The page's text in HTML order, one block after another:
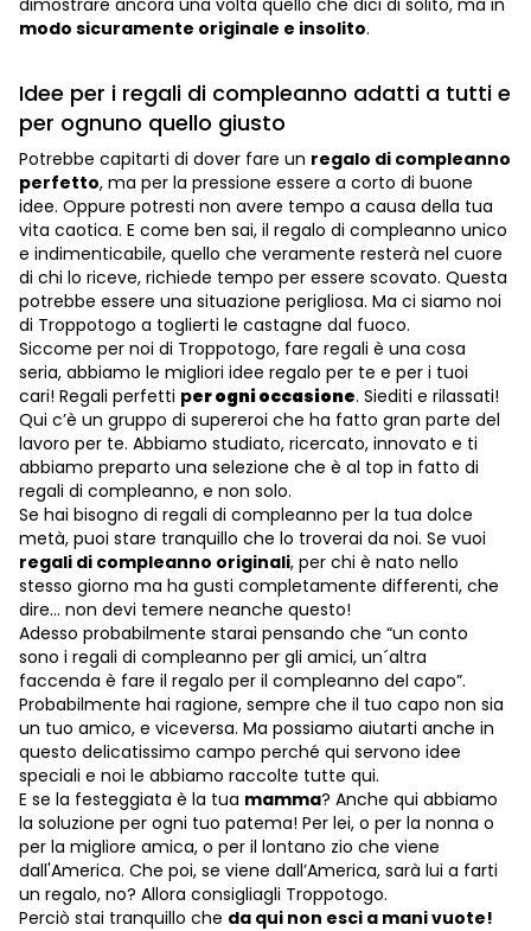
modo sicuramente originale e insolito.
Idee per i regali di compleanno adatti a tutti e
per ognuno quello giusto
Potrebbe capitarti di dover fare un regalo di compleanno
perfetto, ma per la pressione essere a corto di buone
idee. Oppure potresti non avere tempo a causa della tua
vita caotica. E come ben sai, il regalo di compleanno unico
e indimenticabile, quello che veramente resterà nel cuore
di chi lo riceve, richiede tempo per essere scovato. Questa
potrebbe essere una situazione perigliosa. Ma ci siamo noi
di Troppotogo a toglierti le castagne dal fuoco.
Siccome per noi di Troppotogo, fare regali è una cosa
seria, abbiamo le migliori idee regalo per te e per i tuoi
cari! Regali perfetti per ogni occasione. Siediti e rilassati!
Qui c’è un gruppo di supereroi che ha fatto gran parte del
lavoro per te. Abbiamo studiato, ricercato, innovato e ti
abbiamo preparto una selezione che è al top in fatto di
regali di compleanno, e non solo.
Se hai bisogno di regali di compleanno per la tua dolce
metà, puoi stare tranquillo che lo troverai da noi. Se vuoi
regali di compleanno originali, per chi è nato nello
stesso giorno ma ha gusti completamente differenti, che
dire… non devi temere neanche questo!
Adesso probabilmente starai pensando che “un conto
sono i regali di compleanno per gli amici, un´altra
faccenda è fare il regalo per il compleanno del capo”.
Probabilmente hai ragione, sempre che il tuo capo non sia
un tuo amico, e viceversa. Ma possiamo aiutarti anche in
questo delicatissimo campo perché qui servono idee
speciali e noi le abbiamo raccolte tutte qui.
E se la festeggiata è la tua mamma? Anche qui abbiamo
la soluzione per ogni tuo patema! Per lei, o per la nonna o
per la migliore amica, o per il lontano zio che viene
dall'America. Che poi, se viene dall’America, sarà lui a farti
un regalo, no? Allora consigliagli Troppotogo.
Perciò stai tranquillo che da qui non esci a mani vuote!